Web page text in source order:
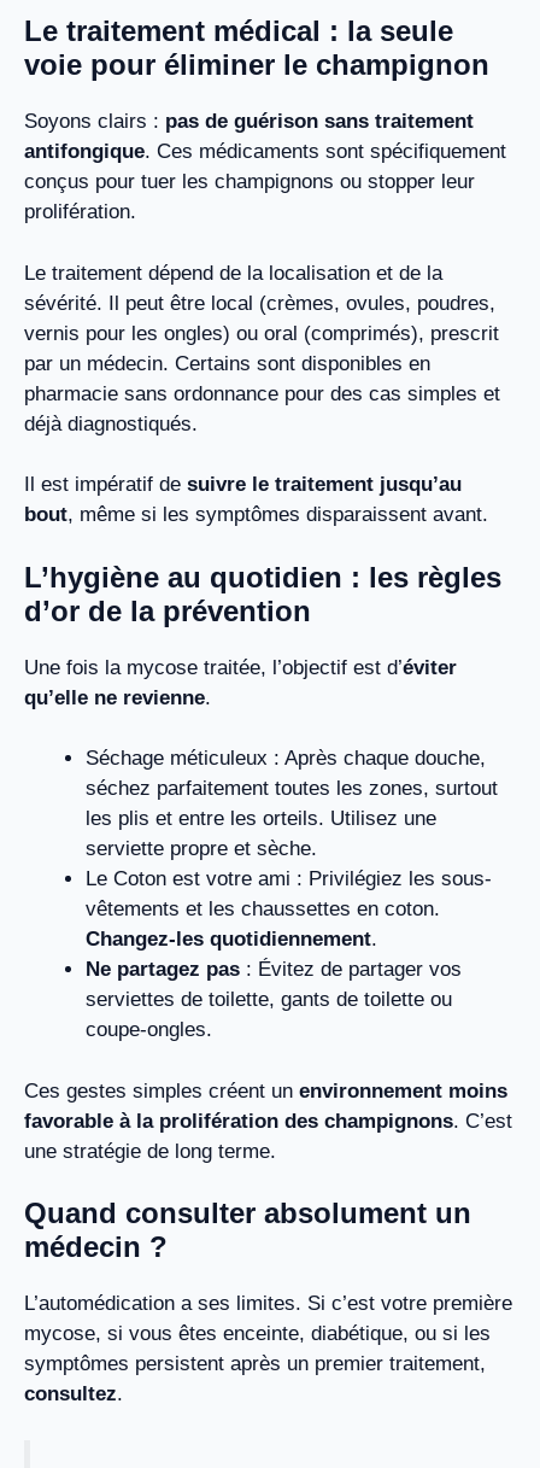
Le traitement médical : la seule
voie pour éliminer le champignon
Soyons clairs : pas de guérison sans traitement
antifongique. Ces médicaments sont spécifiquement
conçus pour tuer les champignons ou stopper leur
prolifération.
Le traitement dépend de la localisation et de la
sévérité. Il peut être local (crèmes, ovules, poudres,
vernis pour les ongles) ou oral (comprimés), prescrit
par un médecin. Certains sont disponibles en
pharmacie sans ordonnance pour des cas simples et
déjà diagnostiqués.
Il est impératif de suivre le traitement jusqu’au
bout, même si les symptômes disparaissent avant.
L’hygiène au quotidien : les règles
d’or de la prévention
Une fois la mycose traitée, l’objectif est d’éviter
qu’elle ne revienne.
Séchage méticuleux : Après chaque douche,
séchez parfaitement toutes les zones, surtout
les plis et entre les orteils. Utilisez une
serviette propre et sèche.
Le Coton est votre ami : Privilégiez les sous-
vêtements et les chaussettes en coton.
Changez-les quotidiennement.
Ne partagez pas : Évitez de partager vos
serviettes de toilette, gants de toilette ou
coupe-ongles.
Ces gestes simples créent un environnement moins
favorable à la prolifération des champignons. C’est
une stratégie de long terme.
Quand consulter absolument un
médecin ?
L’automédication a ses limites. Si c’est votre première
mycose, si vous êtes enceinte, diabétique, ou si les
symptômes persistent après un premier traitement,
consultez.